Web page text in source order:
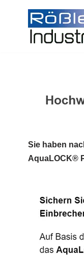
Sie haben
AquaLOCK®